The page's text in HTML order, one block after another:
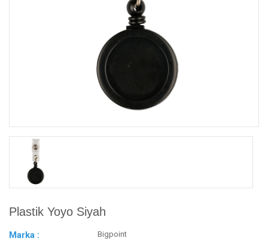
Plastik Yoyo Siyah
Marka : Bigpoint